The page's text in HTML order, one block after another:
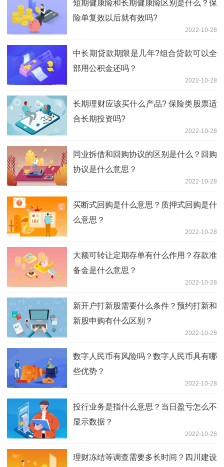
短期健康险和长期健康险区别是什么？保
险单复效以后就有效吗?
2022-10-28
中长期贷款期限是几年?组合贷款可以全
部用公积金还吗？
2022-10-28
长期理财应该买什么产品? 保险类股票适
合长期投资吗?
2022-10-28
同业拆借和回购协议的区别是什么？回购
协议是什么意思？
2022-10-28
买断式回购是什么意思？质押式回购是什
么意思？
2022-10-28
大额可转让定期存单有什么作用？存款准
备金是什么意思？
2022-10-28
新开户打新股需要什么条件？预约打新和
新股申购有什么区别？
2022-10-28
数字人民币有风险吗？数字人民币具有哪
些优势？
2022-10-28
投行业务是指什么意思？当日盈亏怎么不
显示数据？
2022-10-28
理财冻结等调查需要多长时间？四川建设